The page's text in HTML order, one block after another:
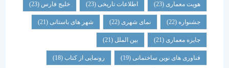
هویت معماری (23) اطلاعات تاریخی(23) خلیج فارس(23)
جشنواره(22) نمای شهری(22) شهر های باستانی (21)
جایزه معماری (21) بین الملل(21)
فناوری های نوین ساختمانی(19) رونمایی از کتاب (18)